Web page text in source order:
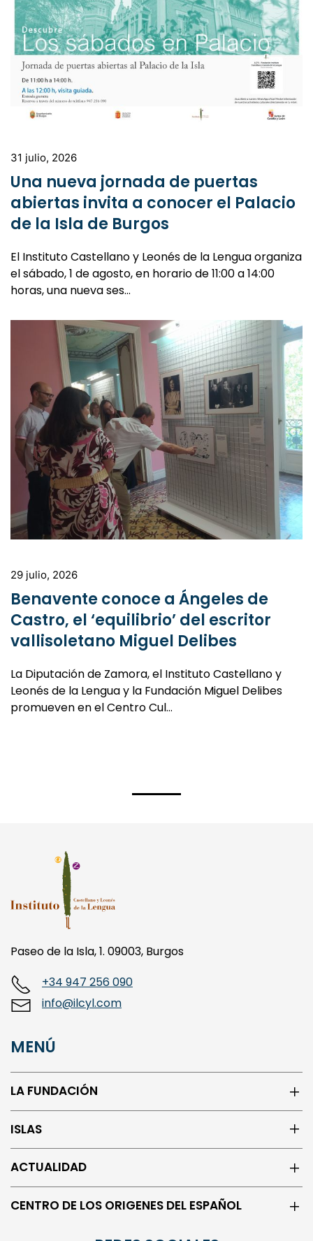
Una nueva jornada de puertas
abiertas invita a conocer el Palacio
de la Isla de Burgos
El Instituto Castellano y Leonés de la Lengua organiza
el sábado, 1 de agosto, en horario de 11:00 a 14:00
horas, una nueva ses…
Benavente conoce a Ángeles de
Castro, el ‘equilibrio’ del escritor
vallisoletano Miguel Delibes
La Diputación de Zamora, el Instituto Castellano y
Leonés de la Lengua y la Fundación Miguel Delibes
promueven en el Centro Cul…
Paseo de la Isla, 1. 09003, Burgos
info@ilcyl.com
LA FUNDACIÓN
ISLAS
ACTUALIDAD
CENTRO DE LOS ORIGENES DEL ESPAÑOL